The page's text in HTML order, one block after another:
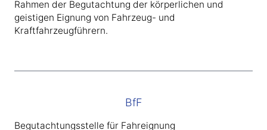
Rahmen der Begutachtung der körperlichen und
geistigen Eignung von Fahrzeug- und
Kraftfahrzeugführern.
BfF
Begutachtungsstelle für Fahreignung